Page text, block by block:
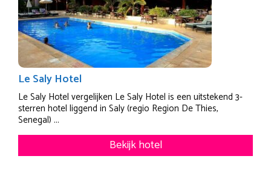
Le Saly Hotel
Le Saly Hotel vergelijken Le Saly Hotel is een uitstekend 3-
sterren hotel liggend in Saly (regio Region De Thies,
Senegal) ...
Bekijk hotel